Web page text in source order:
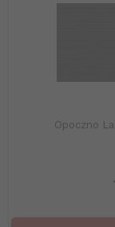
Opoczno